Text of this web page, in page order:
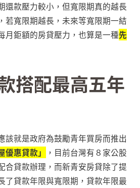
還款壓力較小，但寬限期真的越長
若寬限期越長，未來等寬限期一結
月鉅額的房貸壓力，也算是一種先
搭配最高五年
該就是政府為鼓勵青年買房而推出
優惠貸款」
，目前台灣有８家公股
合貸款辦理，而新青安房貸除了提
了貸款年限與寬限期，貸款年限最